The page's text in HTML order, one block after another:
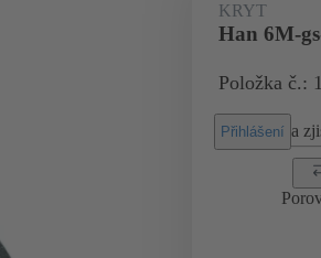
KRYT
Han 6M-
Položka č.:
Přihlášení a